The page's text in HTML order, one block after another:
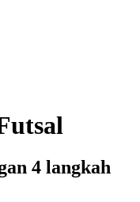
4 langkah